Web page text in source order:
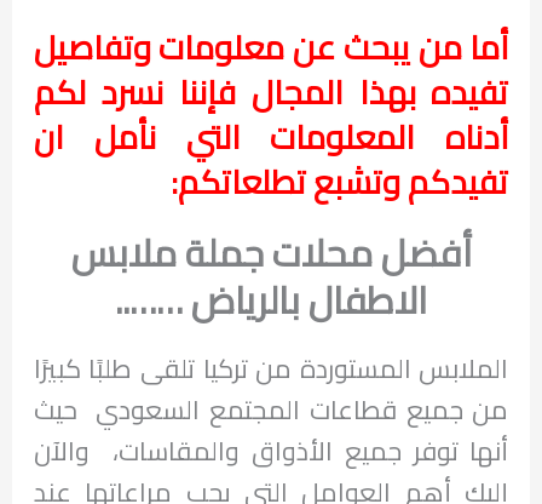
أما من يبحث عن معلومات وتفاصيل
تفيده بهذا المجال فإننا نسرد لكم
أدناه المعلومات التي نأمل ان
تفيدكم وتشبع تطلعاتكم:
أفضل محلات جملة ملابس
الاطفال بالرياض ……..
الملابس المستوردة من تركيا تلقى طلبًا كبيرًا
من جميع قطاعات المجتمع السعودي حيث
أنها توفر جميع الأذواق والمقاسات، والآن
إليك أهم العوامل التي يجب مراعاتها عند